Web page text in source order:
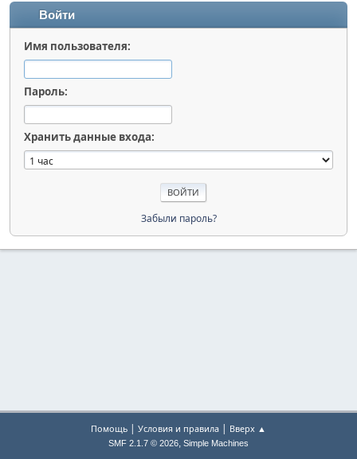
Войти
Имя пользователя:
Пароль:
Хранить данные входа:
Забыли пароль?
Помощь | Условия и правила | Вверх ▲
SMF 2.1.7 © 2026, Simple Machines